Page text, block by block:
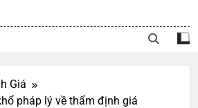
Giá
pháp lý về thẩm định giá